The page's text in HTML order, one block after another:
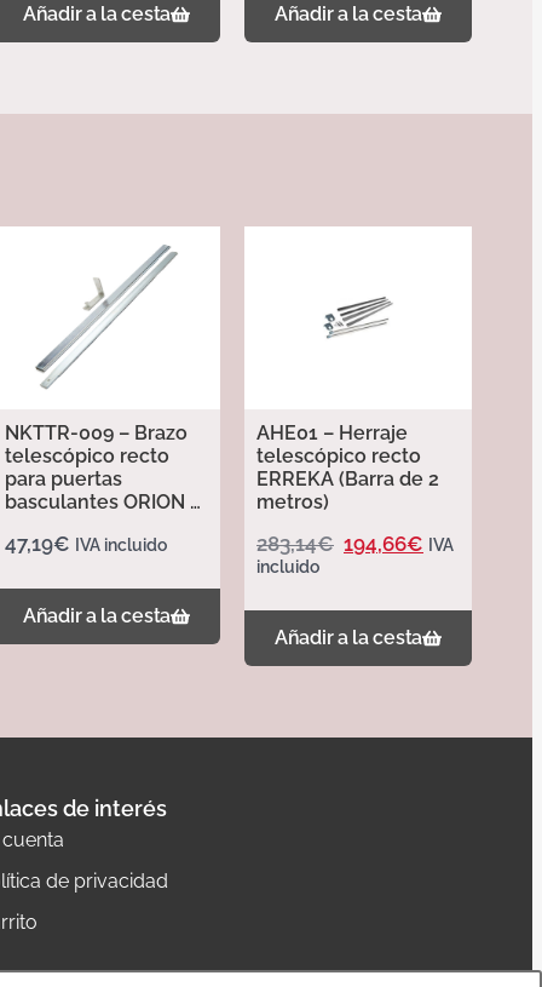
Añadir a la cesta Añadir a la cesta
NKTTR-009 – Brazo
telescópico recto
para puertas
basculantes ORION –
47,19€ IVA incluido
Añadir a la cesta
AHE01 – Herraje
telescópico recto
ERREKA (Barra de 2
metros)
283,14€ 194,66€ IVA
incluido
Añadir a la cesta
de interés
cuenta
de privacidad